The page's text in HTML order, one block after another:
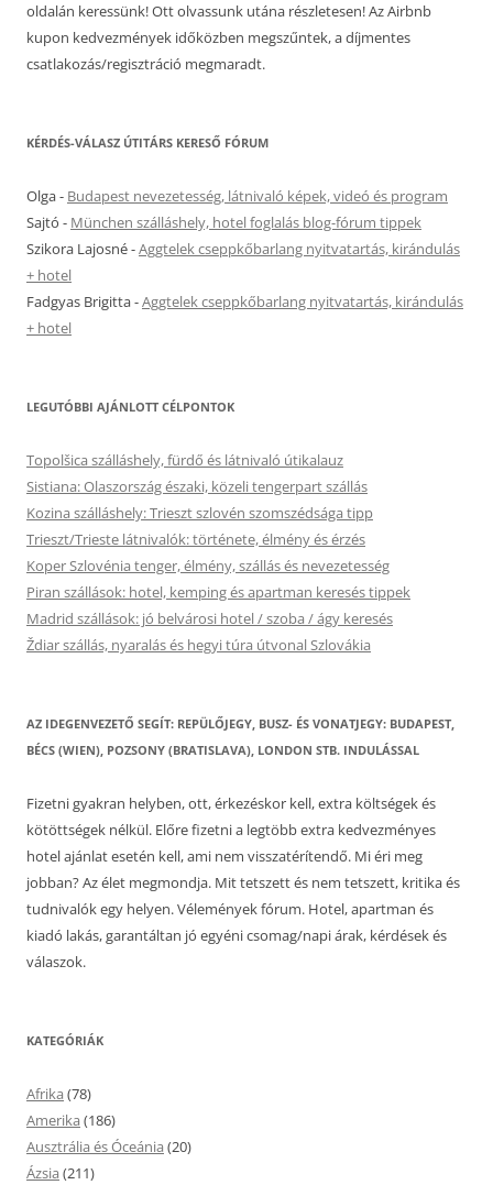
oldalán keressünk! Ott olvassunk utána részletesen! Az Airbnb
kupon kedvezmények időközben megszűntek, a díjmentes
csatlakozás/regisztráció megmaradt.
KÉRDÉS-VÁLASZ ÚTITÁRS KERESŐ FÓRUM
Olga- Budapest nevezetesség, látnivaló képek, videó és program
Sajtó - München szálláshely, hotel foglalás blog-fórum tippek
Szikora Lajosné-Aggtelek cseppkőbarlang nyitvatartás, kirándulás
+ hotel
Fadgyas Brigitta-Aggtelek cseppkőbarlang nyitvatartás, kirándulás
+ hotel
LEGUTÓBBI AJÁNLOTT CÉLPONTOK
Topolšica szálláshely, fürdő és látnivaló útikalauz
Sistiana: Olaszország északi, közeli tengerpart szállás
Kozina szálláshely: Trieszt szlovén szomszédsága tipp
Trieszt/Trieste látnivalók: története, élmény és érzés
Koper Szlovénia tenger, élmény, szállás és nevezetesség
Piran szállások: hotel, kemping és apartman keresés tippek
Madrid szállások: jó belvárosi hotel / szoba / ágy keresés
Ždiar szállás, nyaralás és hegyi túra útvonal Szlovákia
AZ IDEGENVEZETŐ SEGÍT: REPÜLŐJEGY, BUSZ- ÉS VONATJEGY: BUDAPEST,
BÉCS (WIEN), POZSONY (BRATISLAVA), LONDON STB. INDULÁSSAL
Fizetni gyakran helyben, ott, érkezéskor kell, extra költségek és
kötöttségek nélkül. Előre fizetni a legtöbb extra kedvezményes
hotel ajánlat esetén kell, ami nem visszatérítendő. Mi éri meg
jobban? Az élet megmondja. Mit tetszett és nem tetszett, kritika és
tudnivalók egy helyen. Vélemények fórum. Hotel, apartman és
kiadó lakás, garantáltan jó egyéni csomag/napi árak, kérdések és
válaszok.
KATEGÓRIÁK
Afrika (78)
Amerika (186)
Ausztrália és Óceánia (20)
Ázsia (211)